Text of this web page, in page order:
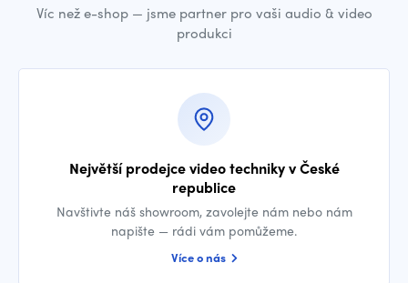
Víc než e-shop — jsme partner pro vaši audio & video
produkci
Největší prodejce video techniky v České
republice
Navštivte náš showroom, zavolejte nám nebo nám
napište — rádi vám pomůžeme.
Více o nás